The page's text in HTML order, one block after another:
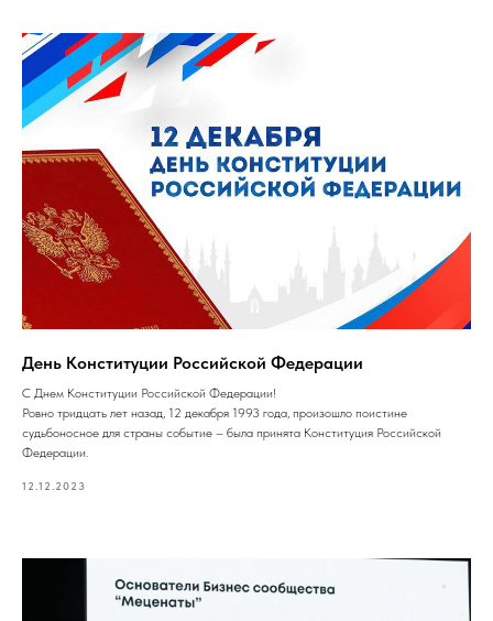
День Конституции Российской Федерации
С Днем Конституции Российской Федерации!
Ровно тридцать лет назад, 12 декабря 1993 года, произошло поистине
судьбоносное для страны событие – была принята Конституция Российской
Федерации.
12.12.2023